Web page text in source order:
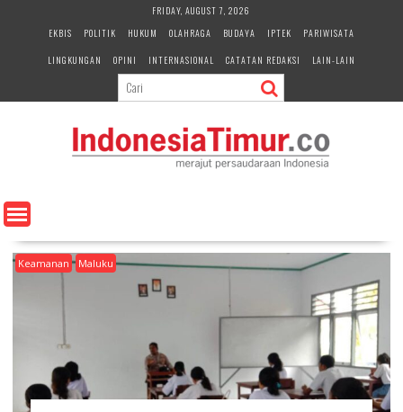
e
n
FRIDAY, AUGUST 7, 2026
EKBIS
POLITIK HUKUM OLAHRAGA BUDAYA IPTEK
PARIWISATA
LINGKUNGAN
OPINI INTERNASIONAL CATATAN REDAKSI LAIN-LAIN
Keamanan Maluku